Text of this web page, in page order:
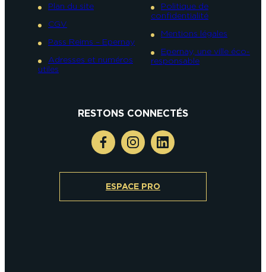
Plan du site
CGV
Pass Reims – Epernay
Adresses et numéros
utiles
Politique de
confidentialité
Mentions légales
Epernay, une ville éco-
responsable
RESTONS CONNECTÉS
ESPACE PRO